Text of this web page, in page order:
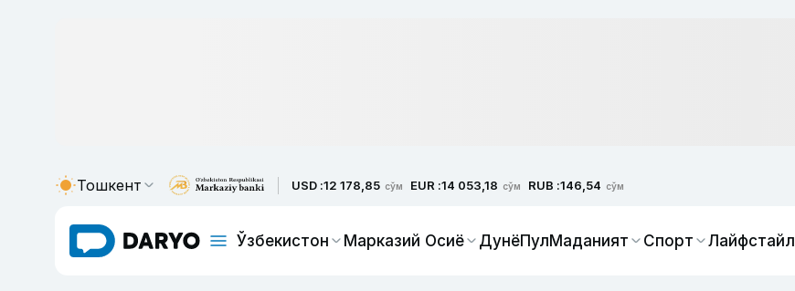
Тошкент USD :12 178,85 сўм EUR :14 053,18 сўм RUB :146,54 сўм
Ўзбекистон Марказий Осиё ДунёПулМаданият Спорт Лайфстайл